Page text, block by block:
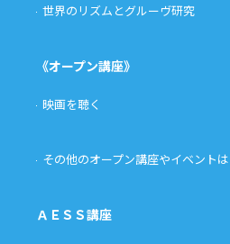
世界のリズムとグルーヴ研究
《オープン講座》
映画を聴く
その他のオープン講座やイベント
ＡＥＳＳ講座